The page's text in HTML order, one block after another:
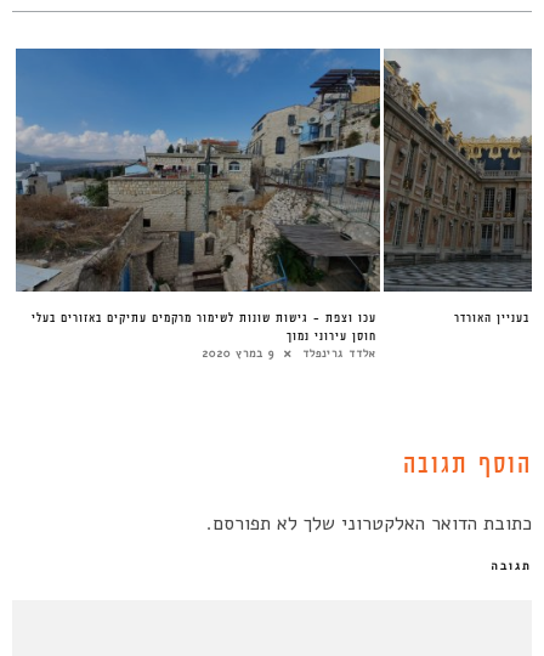
עכו וצפת – גישות שונות לשימור מרקמים עתיקים באזורים בעלי
חוסן עירוני נמוך
אלדד‎ גרינפלד 9 במרץ 2020
בעניין האורדר
הוסף תגובה
כתובת הדואר האלקטרוני שלך לא תפורסם.
תגובה